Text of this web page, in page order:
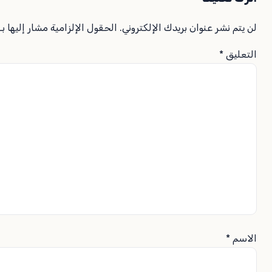
لن يتم نشر عنوان بريدك الإلكتروني. الحقول الإلزامية مشار إليها
التعليق*
الاسم*